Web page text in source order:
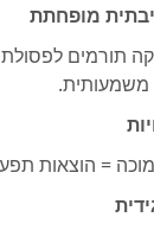
מופחתת
= הוצאות